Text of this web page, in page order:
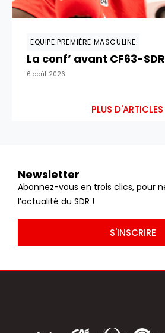
EQUIPE PREMIÈRE MASCULINE
La conf’ avant CF63-SDR
6 août 2026
PLUS
Newsletter
Abonnez-vous en trois clics, pour
l’actualité du SDR !
S'INSCRIRE